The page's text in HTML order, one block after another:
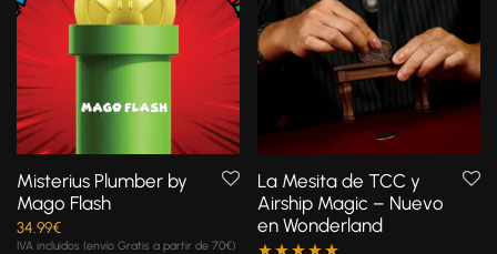
Misterius Plumber by
Mago Flash
34.99€
IVA incluidos (envío Gratis a partir de 70€)
La Mesita de TCC y
Airship Magic – Nuevo
en Wonderland